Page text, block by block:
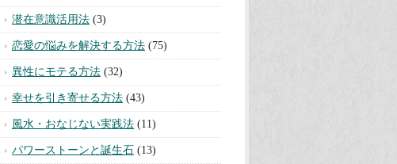
潜在意識活用法 (3)
恋愛の悩みを解決する方法 (75)
異性にモテる方法 (32)
幸せを引き寄せる方法 (43)
風水・おなじない実践法 (11)
パワーストーンと誕生石 (13)